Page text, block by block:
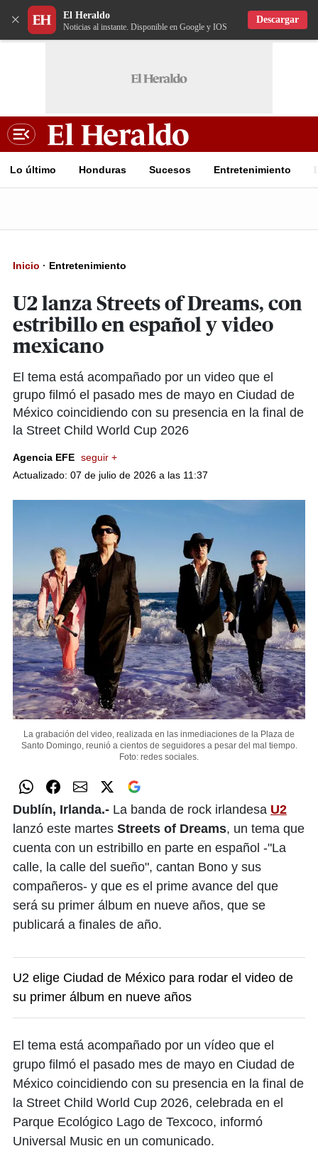
× El Heraldo
Noticias al instante. Disponible en Google y IOS
Descargar
Lo último Honduras Sucesos Entretenimiento
Inicio · Entretenimiento
U2 lanza Streets of Dreams, con
estribillo en español y video
mexicano
El tema está acompañado por un video que el
grupo filmó el pasado mes de mayo en Ciudad de
México coincidiendo con su presencia en la final de
la Street Child World Cup 2026
Agencia EFE seguir +
Actualizado: 07 de julio de 2026 a las 11:37
La grabación del video, realizada en las inmediaciones de la Plaza de
Santo Domingo, reunió a cientos de seguidores a pesar del mal tiempo.
Foto: redes sociales.
Dublín, Irlanda.- La banda de rock irlandesa U2
lanzó este martes Streets of Dreams, un tema que
cuenta con un estribillo en parte en español -"La
calle, la calle del sueño", cantan Bono y sus
compañeros- y que es el prime avance del que
será su primer álbum en nueve años, que se
publicará a finales de año.
U2 elige Ciudad de México para rodar el video de
su primer álbum en nueve años
El tema está acompañado por un vídeo que el
grupo filmó el pasado mes de mayo en Ciudad de
México coincidiendo con su presencia en la final de
la Street Child World Cup 2026, celebrada en el
Parque Ecológico Lago de Texcoco, informó
Universal Music en un comunicado.